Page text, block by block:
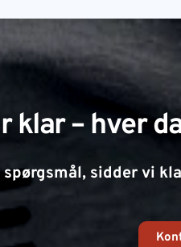
klar – hver
spørgsmål, sidder vi